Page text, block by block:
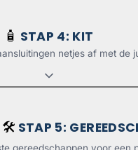
🧴 STAP 4: KIT
netjes af met de
🛠️ STAP 5:
gereedschappen voor een